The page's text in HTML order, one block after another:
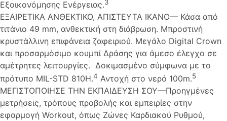
Εξοικονόμησης Ενέργειας.3
ΕΞΑΙΡΕΤΙΚΑ ΑΝΘΕΚΤΙΚΟ, ΑΠΙΣΤΕΥΤΑ ΙΚΑΝΟ— Κάσα από
τιτάνιο 49 mm, ανθεκτική στη διάβρωση. Μπροστινή
κρυστάλλινη επιφάνεια ζαφειριού. Μεγάλο Digital Crown
και προσαρμόσιμο κουμπί Δράσης για άμεσο έλεγχο σε
αμέτρητες λειτουργίες. Δοκιμασμένο σύμφωνα με το
πρότυπο MIL-STD 810H.4 Αντοχή στο νερό 100m.5
ΜΕΓΙΣΤΟΠΟΙΗΣΕ ΤΗΝ ΕΚΠΑΙΔΕΥΣΗ ΣΟΥ—Προηγμένες
μετρήσεις, τρόπους προβολής και εμπειρίες στην
εφαρμογή Workout, όπως Ζώνες Καρδιακού Ρυθμού,